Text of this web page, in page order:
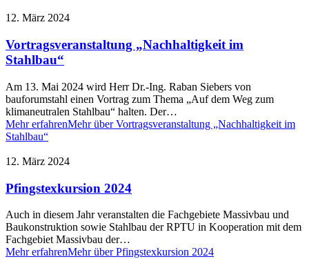
12. März 2024
Vortragsveranstaltung „Nachhaltigkeit im
Stahlbau“
Am 13. Mai 2024 wird Herr Dr.-Ing. Raban Siebers von
bauforumstahl einen Vortrag zum Thema „Auf dem Weg zum
klimaneutralen Stahlbau“ halten. Der…
Mehr erfahrenMehr über Vortragsveranstaltung „Nachhaltigkeit im
Stahlbau“
12. März 2024
Pfingstexkursion 2024
Auch in diesem Jahr veranstalten die Fachgebiete Massivbau und
Baukonstruktion sowie Stahlbau der RPTU in Kooperation mit dem
Fachgebiet Massivbau der…
Mehr erfahrenMehr über Pfingstexkursion 2024